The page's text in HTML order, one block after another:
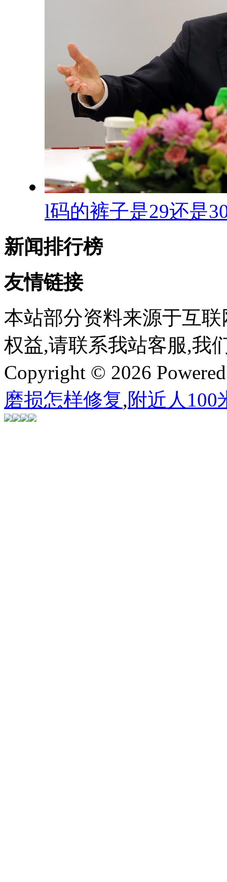
l码的裤子是29还是
新闻排行榜
友情链接
本站部分资料来源于互
权益,请联系我站客服,我
Copyright © 2026
磨损怎样修复,附近人100